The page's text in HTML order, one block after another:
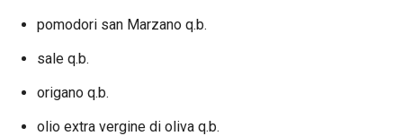
pomodori san Marzano q.b.
sale q.b.
origano q.b.
olio extra vergine di oliva q.b.